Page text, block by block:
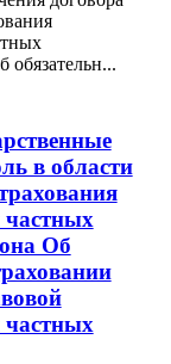
обязательн...
в области
частных
Об
частных